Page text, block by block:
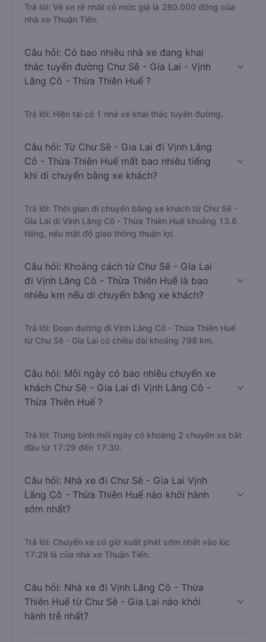
Trả lời: Vé xe rẻ nhất có mức giá là 280.000 đồng của
nhà xe Thuận Tiến.
Câu hỏi: Có bao nhiêu nhà xe đang khai
thác tuyến đường Chư Sê - Gia Lai - Vịnh
Lăng Cô - Thừa Thiên Huế ?
Trả lời: Hiện tại có 1 nhà xe khai thác tuyến đường.
Câu hỏi: Từ Chư Sê - Gia Lai đi Vịnh Lăng
Cô - Thừa Thiên Huế mất bao nhiêu tiếng
khi di chuyển bằng xe khách?
Trả lời: Thời gian di chuyển bằng xe khách từ Chư Sê -
Gia Lai đi Vịnh Lăng Cô - Thừa Thiên Huế khoảng 13.6
tiếng, nếu mật độ giao thông thuận lợi.
Câu hỏi: Khoảng cách từ Chư Sê - Gia Lai
đi Vịnh Lăng Cô - Thừa Thiên Huế là bao
nhiêu km nếu di chuyển bằng xe khách?
Trả lời: Đoạn đường đi Vịnh Lăng Cô - Thừa Thiên Huế
từ Chư Sê - Gia Lai có chiều dài khoảng 798 km.
Câu hỏi: Mỗi ngày có bao nhiêu chuyến xe
khách Chư Sê - Gia Lai đi Vịnh Lăng Cô -
Thừa Thiên Huế ?
Trả lời: Trung bình mỗi ngày có khoảng 2 chuyến xe bắt
đầu từ 17:29 đến 17:30.
Câu hỏi: Nhà xe đi Chư Sê - Gia Lai Vịnh
Lăng Cô - Thừa Thiên Huế nào khởi hành
sớm nhất?
Trả lời: Chuyến xe có giờ xuất phát sớm nhất vào lúc
17:29 là của nhà xe Thuận Tiến.
Câu hỏi: Nhà xe đi Vịnh Lăng Cô - Thừa
Thiên Huế từ Chư Sê - Gia Lai nào khởi
hành trễ nhất?